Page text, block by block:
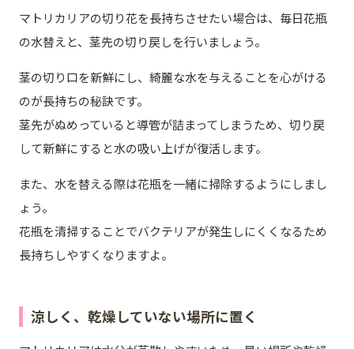
マトリカリアの切り花を長持ちさせたい場合は、毎日花瓶
の水替えと、茎先の切り戻しを行いましょう。
茎の切り口を新鮮にし、綺麗な水を与えることを心がける
のが長持ちの秘訣です。
茎先がぬめっていると導管が詰まってしまうため、切り戻
して新鮮にすると水の吸い上げが復活します。
また、水を替える際は花瓶を一緒に掃除するようにしまし
ょう。
花瓶を清掃することでバクテリアが発生しにくくなるため
長持ちしやすくなりますよ。
涼しく、乾燥していない場所に置く